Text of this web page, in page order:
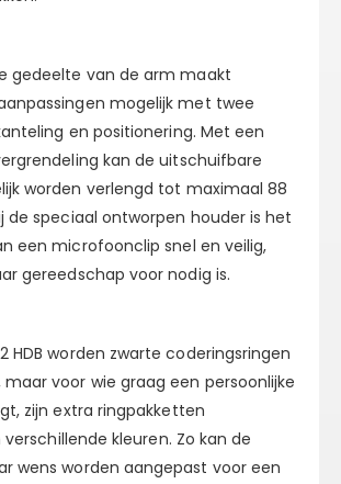
gedeelte van de arm maakt
mogelijk met twee
en positionering. Met een
kan de uitschuifbare
worden verlengd tot maximaal 88
de speciaal ontworpen houder is het
een microfoonclip snel en veilig,
gereedschap voor nodig is.
HDB worden zwarte coderingsringen
voor wie graag een persoonlijke
zijn extra ringpakketten
kleuren. Zo kan de
wens worden aangepast voor een